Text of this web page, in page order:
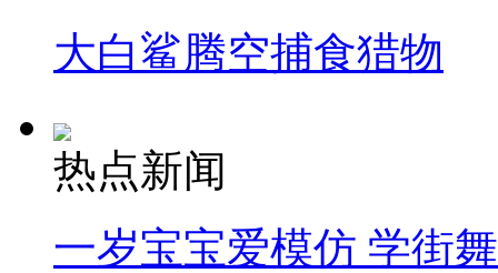
大白鲨腾空捕食猎物
热点新闻
一岁宝宝爱模仿 学街